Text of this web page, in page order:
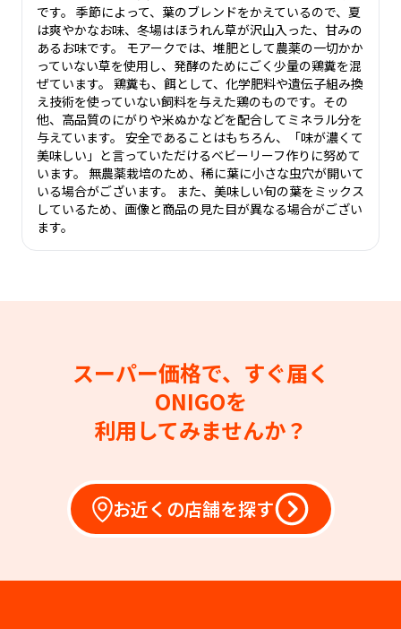
です。 季節によって、葉のブレンドをかえているので、夏
は爽やかなお味、冬場はほうれん草が沢山入った、甘みの
あるお味です。 モアークでは、堆肥として農薬の一切かか
っていない草を使用し、発酵のためにごく少量の鶏糞を混
ぜています。 鶏糞も、餌として、化学肥料や遺伝子組み換
え技術を使っていない飼料を与えた鶏のものです。その
他、高品質のにがりや米ぬかなどを配合してミネラル分を
与えています。 安全であることはもちろん、「味が濃くて
美味しい」と言っていただけるベビーリーフ作りに努めて
います。 無農薬栽培のため、稀に葉に小さな虫穴が開いて
いる場合がございます。 また、美味しい旬の葉をミックス
しているため、画像と商品の見た目が異なる場合がござい
ます。
スーパー価格で、すぐ届く
ONIGOを
利用してみませんか？
お近くの店舗を探す